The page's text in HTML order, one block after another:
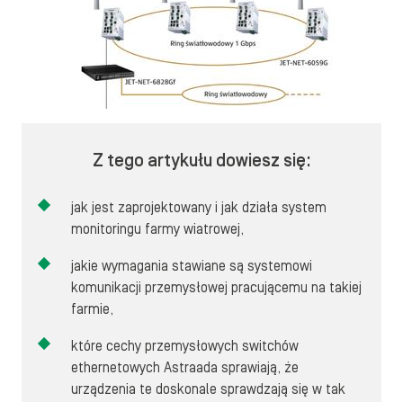
Z tego artykułu dowiesz się:
jak jest zaprojektowany i jak działa system
monitoringu farmy wiatrowej,
jakie wymagania stawiane są systemowi
komunikacji przemysłowej pracującemu na takiej
farmie,
które cechy przemysłowych switchów
ethernetowych Astraada sprawiają, że
urządzenia te doskonale sprawdzają się w tak